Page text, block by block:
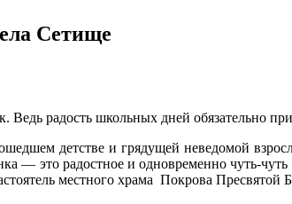
Сетище
радость школьных дней обязательно
детстве и грядущей неведомой
— это радостное и одновременно чуть-
местного храма Покрова